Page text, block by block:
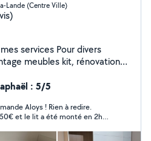
Lande (Centre Ville)
services Pour divers
les week-ends N'existez
en discuter.
: 5/5
Aloys ! Rien à redire.
et le lit a été monté en 2h30